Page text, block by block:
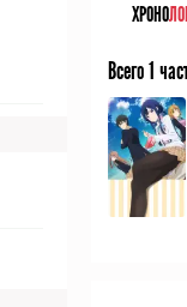
ХРОНО
Всего 1